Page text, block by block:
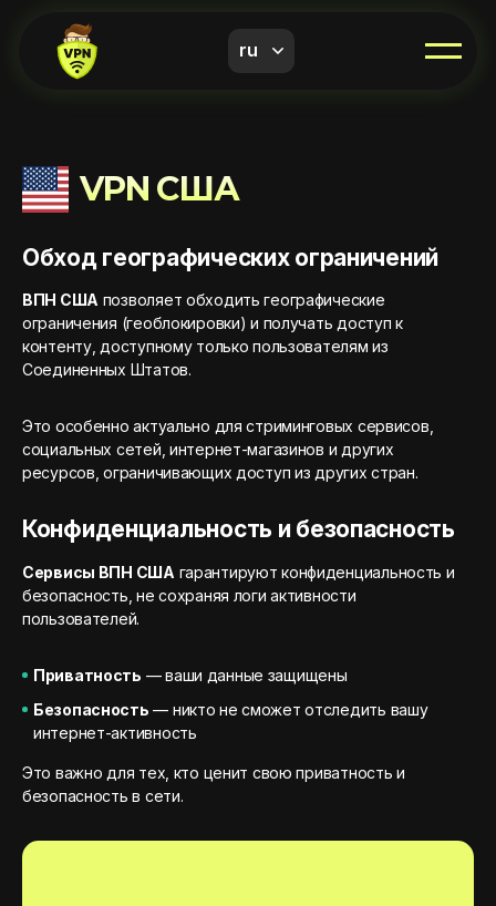
ru
VPN США
Обход географических ограничений
ВПН США позволяет обходить географические
ограничения (геоблокировки) и получать доступ к
контенту, доступному только пользователям из
Соединенных Штатов.
Это особенно актуально для стриминговых сервисов,
социальных сетей, интернет-магазинов и других
ресурсов, ограничивающих доступ из других стран.
Конфиденциальность и безопасность
Сервисы ВПН США гарантируют конфиденциальность и
безопасность, не сохраняя логи активности
пользователей.
Приватность — ваши данные защищены
Безопасность — никто не сможет отследить вашу
интернет-активность
Это важно для тех, кто ценит свою приватность и
безопасность в сети.